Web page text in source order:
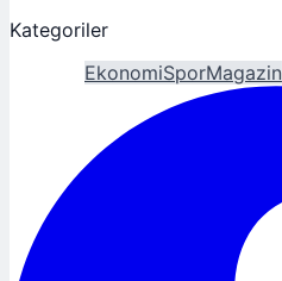
Kategoriler
EkonomiSporMagazin